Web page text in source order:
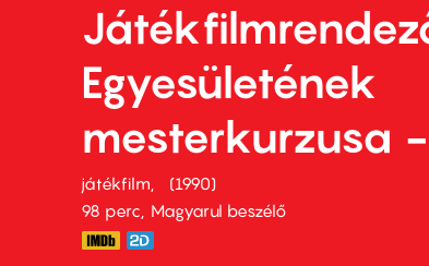
Egyesületének
mesterkurzusa
játékfilm
1990
98 perc,
Magyarul beszélő